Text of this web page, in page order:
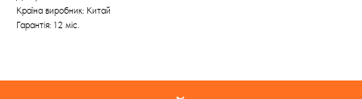
Країна виробник: Китай
Гарантія: 12 міс.